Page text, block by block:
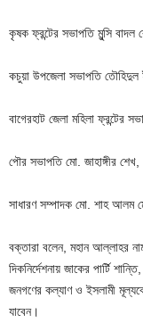
কৃষক ফ্রন্টের সভাপতি মুন্সি বাদল
কচুয়া উপজেলা সভাপতি তৌহিদুল
বাগেরহাট জেলা মহিলা ফ্রন্টের
পৌর সভাপতি মো. জাহাঙ্গীর শেখ,
সাধারণ সম্পাদক মো. শাহ আলম
বক্তারা বলেন, মহান আল্লাহর
দিকনির্দেশনায় জাকের পার্টি
জনগণের কল্যাণ ও ইসলামী
যাবেন।